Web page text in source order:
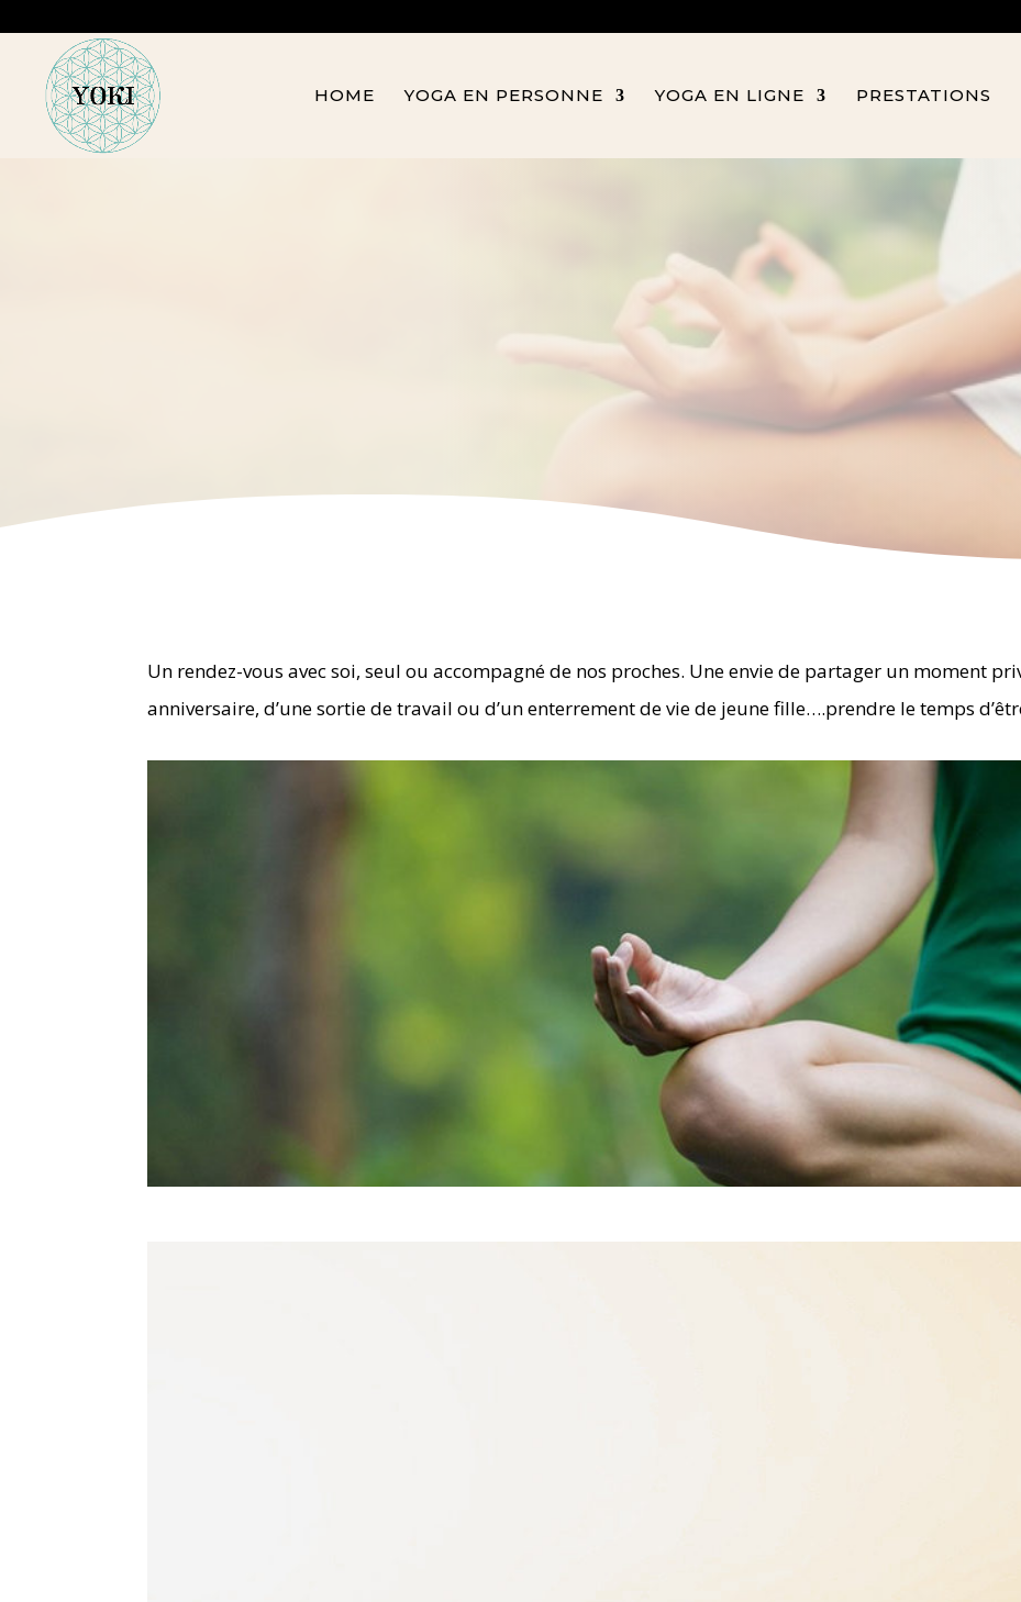
HOME YOGA EN PERSONNE YOGA EN LIGNE PRESTATIONS
Un rendez-vous avec soi, seul ou accompagné de nos proches. Une envie de partager un moment
anniversaire, d’une sortie de travail ou d’un enterrement de vie de jeune fille….prendre le temps